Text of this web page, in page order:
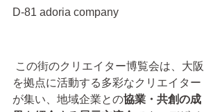
D-81 adoria company
を拠点に活動する多彩なクリエイター
が集い、地域企業との協業・共創の成